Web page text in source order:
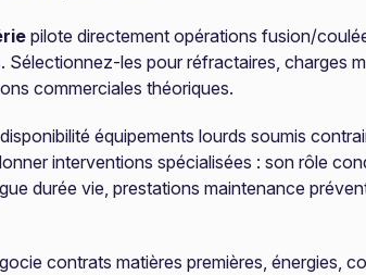
pilote directement opérations fusion/
les pour réfractaires, charges
commerciales théoriques.
équipements lourds soumis
interventions spécialisées : son rôle
durée vie, prestations maintenance
contrats matières premières, énergies,